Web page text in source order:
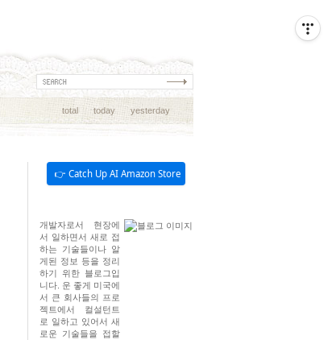
total today yesterday
👉 Catch Up AI Amazon Store
개발자로서 현장에
서 일하면서 새로 접
하는 기술들이나 알
게된 정보 등을 정리
하기 위한 블로그입
니다. 운 좋게 미국에
서 큰 회사들의 프로
젝트에서 컬설턴트
로 일하고 있어서 새
로운 기술들을 접할